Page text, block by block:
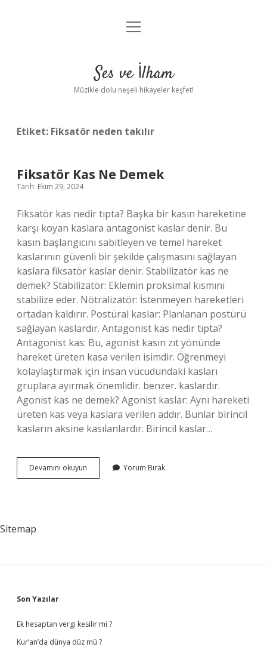
Anasayfa
Yasal Uyarı
menüyü
Ses ve İlham
Müzikle dolu neşeli hikayeler keşfet!
Etiket: Fiksatör neden takılır
Fiksatör Kas Ne Demek
Tarih: Ekim 29, 2024
Fiksatör kas nedir tıpta? Başka bir kasın hareketine
karşı koyan kaslara antagonist kaslar denir. Bu
kasın başlangıcını sabitleyen ve temel hareket
kaslarının güvenli bir şekilde çalışmasını sağlayan
kaslara fiksatör kaslar denir. Stabilizatör kas ne
demek? Stabilizatör: Eklemin proksimal kısmını
stabilize eder. Nötralizatör: İstenmeyen hareketleri
ortadan kaldırır. Postüral kaslar: Planlanan postürü
sağlayan kaslardır. Antagonist kas nedir tıpta?
Antagonist kas: Bu, agonist kasın zıt yönünde
hareket üreten kasa verilen isimdir. Öğrenmeyi
kolaylaştırmak için insan vücudundaki kasları
gruplara ayırmak önemlidir. benzer. kaslardır.
Agonist kas ne demek? Agonist kaslar: Aynı hareketi
üreten kas veya kaslara verilen addır. Bunlar birincil
kasların aksine kasılanlardır. Birincil kaslar…
Devamını okuyun Fiksatör
Kas
Yorum Bırak
Sitemap
Sidebar
Son Yazılar
Ek hesaptan vergi kesilir mi ?
Kur’an’da dünya düz mü ?